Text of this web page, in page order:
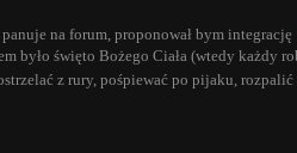
na forum, proponował bym integrację
było święto Bożego Ciała (wtedy
z rury, pośpiewać po pijaku,